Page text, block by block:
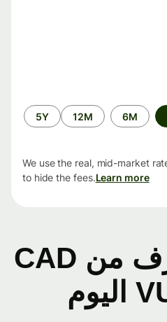
6M
12M
5Y
We use the real, mid-market
to hide the fees.Learn more
أسعار الصرف من CAD